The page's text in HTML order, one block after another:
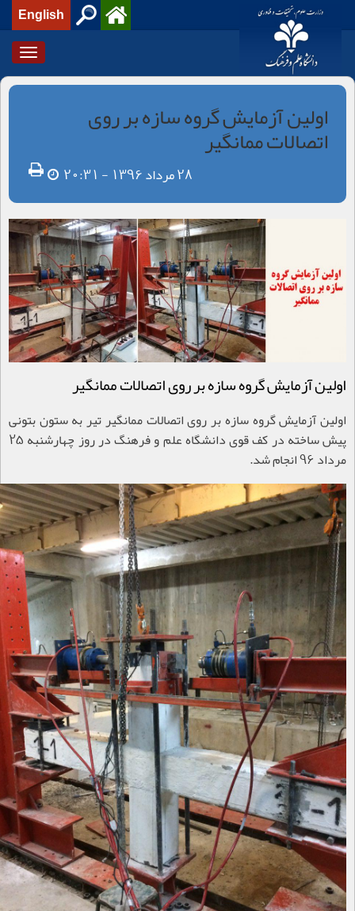
English
اولین آزمایش گروه سازه بر روی
اتصالات ممانگیر
28 مرداد 1396 - 20:31
اولین آزمایش گروه سازه بر روی اتصالات ممانگیر
اولین آزمایش گروه سازه بر روی اتصالات ممانگیر تیر به ستون بتونی
پیش ساخته در کف قوی دانشگاه علم و فرهنگ در روز چهارشنبه 25
مرداد 96 انجام شد.